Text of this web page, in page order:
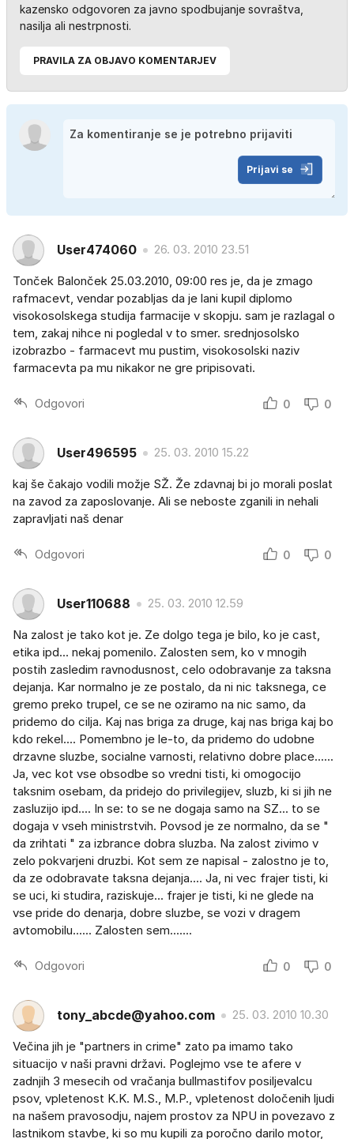
kazensko odgovoren za javno spodbujanje sovraštva,
nasilja ali nestrpnosti.
PRAVILA ZA OBJAVO KOMENTARJEV
Prijavi se
User474060 26. 03. 2010 23.51
Tonček Balonček 25.03.2010, 09:00 res je, da je zmago
rafmacevt, vendar pozabljas da je lani kupil diplomo
visokosolskega studija farmacije v skopju. sam je razlagal o
tem, zakaj nihce ni pogledal v to smer. srednjosolsko
izobrazbo - farmacevt mu pustim, visokosolski naziv
farmacevta pa mu nikakor ne gre pripisovati.
Odgovori 0 0
User496595 25. 03. 2010 15.22
kaj še čakajo vodili možje SŽ. Že zdavnaj bi jo morali poslat
na zavod za zaposlovanje. Ali se neboste zganili in nehali
zapravljati naš denar
Odgovori 0 0
User110688 25. 03. 2010 12.59
Na zalost je tako kot je. Ze dolgo tega je bilo, ko je cast,
etika ipd... nekaj pomenilo. Zalosten sem, ko v mnogih
postih zasledim ravnodusnost, celo odobravanje za taksna
dejanja. Kar normalno je ze postalo, da ni nic taksnega, ce
gremo preko trupel, ce se ne oziramo na nic samo, da
pridemo do cilja. Kaj nas briga za druge, kaj nas briga kaj bo
kdo rekel.... Pomembno je le-to, da pridemo do udobne
drzavne sluzbe, socialne varnosti, relativno dobre place......
Ja, vec kot vse obsodbe so vredni tisti, ki omogocijo
taksnim osebam, da pridejo do privilegijev, sluzb, ki si jih ne
zasluzijo ipd.... In se: to se ne dogaja samo na SZ... to se
dogaja v vseh ministrstvih. Povsod je ze normalno, da se "
da zrihtati " za izbrance dobra sluzba. Na zalost zivimo v
zelo pokvarjeni druzbi. Kot sem ze napisal - zalostno je to,
da ze odobravate taksna dejanja.... Ja, ni vec frajer tisti, ki
se uci, ki studira, raziskuje... frajer je tisti, ki ne glede na
vse pride do denarja, dobre sluzbe, se vozi v dragem
avtomobilu...... Zalosten sem.......
Odgovori 0 0
tony_abcde@yahoo.com 25. 03. 2010 10.30
Večina jih je "partners in crime" zato pa imamo tako
situacijo v naši pravni državi. Poglejmo vse te afere v
zadnjih 3 mesecih od vračanja bullmastifov posiljevalcu
psov, vpletenost K.K. M.S., M.P., vpletenost določenih ljudi
na našem pravosodju, najem prostov za NPU in povezavo z
lastnikom stavbe, ki so mu kupili za poročno darilo motor,